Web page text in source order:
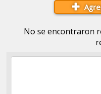
No se encontraron